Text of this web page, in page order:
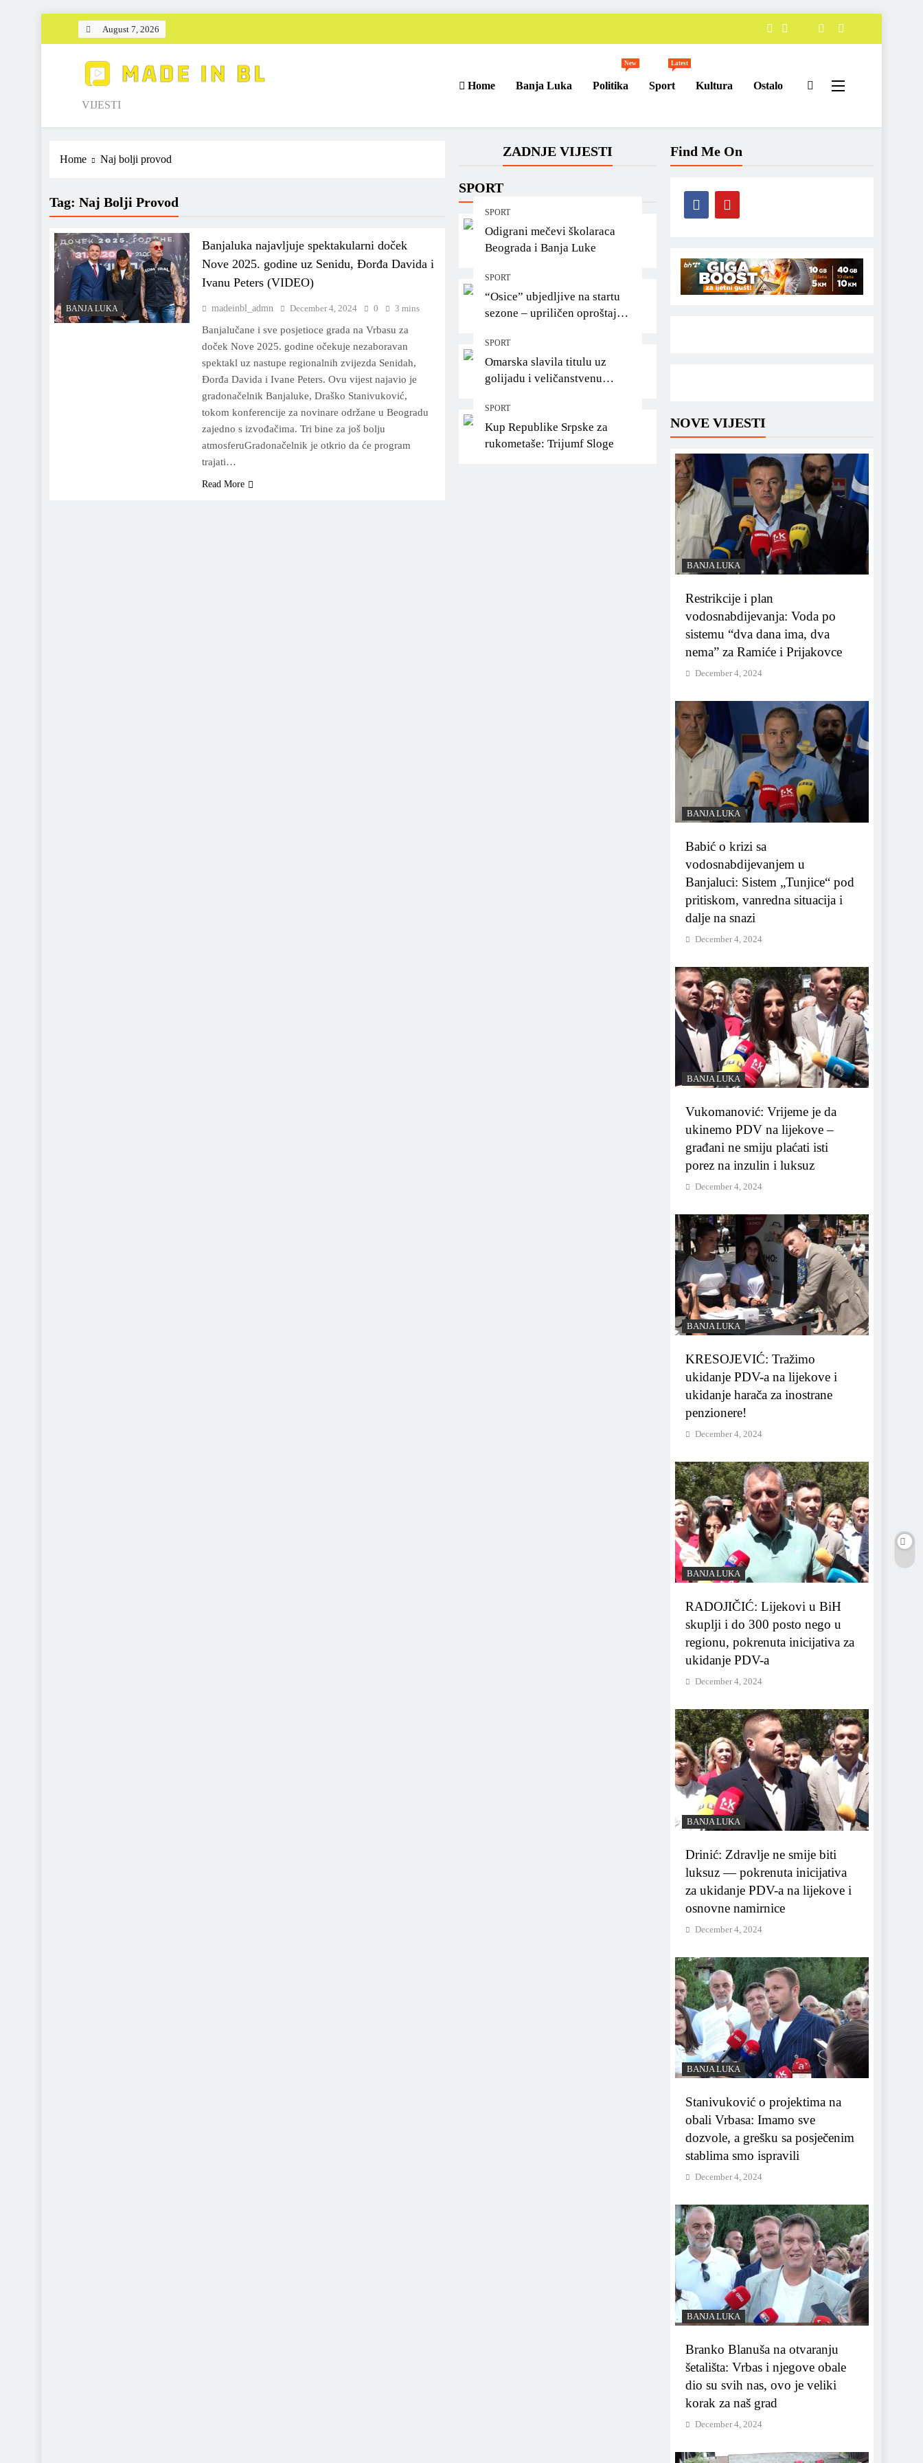
August 7, 2026
Made in BL
VIJESTI
Home Banja Luka Politika
New
Sport
Latest
Kultura Ostalo
ZADNJE VIJESTI
SPORT
SPORT
Odigrani mečevi školaraca
Beograda i Banja Luke
SPORT
“Osice” ubjedljive na startu
sezone – upriličen oproštaj za
SPORT
Omarska slavila titulu uz
golijadu i veličanstvenu
navijačima
SPORT
Kup Republike Srpske za
rukometaše: Trijumf Sloge
Home Naj bolji provod
Tag: Naj Bolji Provod
BANJA LUKA
Banjaluka najavljuje spektakularni doček
Nove 2025. godine uz Senidu, Đorđa Davida i
Ivanu Peters (VIDEO)
madeinbl_admn December 4, 2024 0 3 mins
Banjalučane i sve posjetioce grada na Vrbasu za
doček Nove 2025. godine očekuje nezaboravan
spektakl uz nastupe regionalnih zvijezda Senidah,
Đorđa Davida i Ivane Peters. Ovu vijest najavio je
gradonačelnik Banjaluke, Draško Stanivuković,
tokom konferencije za novinare održane u Beogradu
zajedno s izvođačima. Tri bine za još bolju
atmosferuGradonačelnik je otkrio da će program
trajati…
Read More
Find Me On
NOVE VIJESTI
BANJA LUKA
Restrikcije i plan
vodosnabdijevanja: Voda po
sistemu “dva dana ima, dva
nema” za Ramiće i Prijakovce
December 4, 2024
BANJA LUKA
Babić o krizi sa
vodosnabdijevanjem u
Banjaluci: Sistem „Tunjice“ pod
pritiskom, vanredna situacija i
dalje na snazi
December 4, 2024
BANJA LUKA
Vukomanović: Vrijeme je da
ukinemo PDV na lijekove –
građani ne smiju plaćati isti
porez na inzulin i luksuz
December 4, 2024
BANJA LUKA
KRESOJEVIĆ: Tražimo
ukidanje PDV-a na lijekove i
ukidanje harača za inostrane
penzionere!
December 4, 2024
BANJA LUKA
RADOJIČIĆ: Lijekovi u BiH
skuplji i do 300 posto nego u
regionu, pokrenuta inicijativa za
ukidanje PDV-a
December 4, 2024
BANJA LUKA
Drinić: Zdravlje ne smije biti
luksuz — pokrenuta inicijativa
za ukidanje PDV-a na lijekove i
osnovne namirnice
December 4, 2024
BANJA LUKA
Stanivuković o projektima na
obali Vrbasa: Imamo sve
dozvole, a grešku sa posječenim
stablima smo ispravili
December 4, 2024
BANJA LUKA
Branko Blanuša na otvaranju
šetališta: Vrbas i njegove obale
dio su svih nas, ovo je veliki
korak za naš grad
December 4, 2024